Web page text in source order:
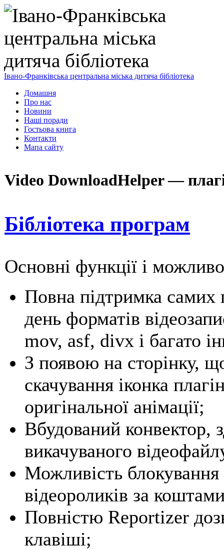
Івано-Франківська центральна міська дитяча бібліотека
Домашня
Про нас
Новини
Наші поради
Гостьова книга
Контакти
Мапа сайту
Video DownloadHelper —
Бібліотека програм
Основні функції і
Повна підтримка самих
день форматів
mov, asf, divx і багато
З появою на сторінку,
скачування іконка
оригінальної анімації;
Вбудований конвектор,
викачуваного
Можливість блокування
відеороликів за
Повністю Reportizer
клавіші;